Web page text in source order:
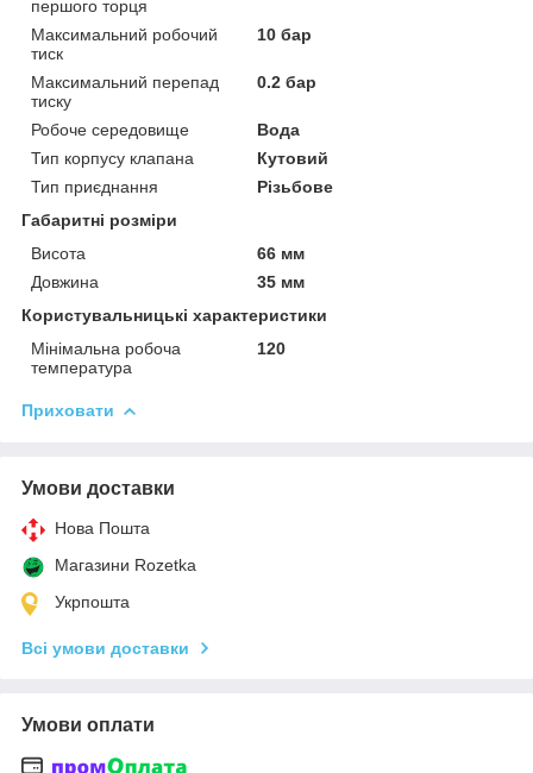
першого торця
Максимальний робочий
тиск
10 бар
Максимальний перепад
тиску
0.2 бар
Робоче середовище
Вода
Тип корпусу клапана
Кутовий
Тип приєднання
Різьбове
Габаритні розміри
Висота
66 мм
Довжина
35 мм
Користувальницькі характеристики
Мінімальна робоча
температура
120
Приховати
Умови доставки
Нова Пошта
Магазини Rozetka
Укрпошта
Всі умови доставки
Умови оплати